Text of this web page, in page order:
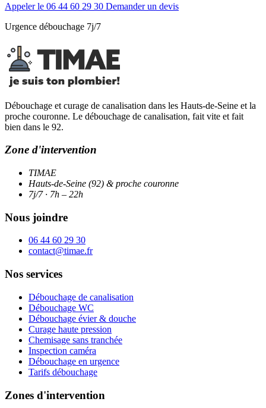
Appeler le 06 44 60 29 30 Demander un devis
Urgence débouchage 7j/7
Débouchage et curage de canalisation dans les Hauts-de-Seine et la
proche couronne. Le débouchage de canalisation, fait vite et fait
bien dans le 92.
Zone d'intervention
TIMAE
Hauts-de-Seine (92) & proche couronne
7j/7 · 7h – 22h
Nous joindre
06 44 60 29 30
contact@timae.fr
Nos services
Débouchage de canalisation
Débouchage WC
Débouchage évier & douche
Curage haute pression
Chemisage sans tranchée
Inspection caméra
Débouchage en urgence
Tarifs débouchage
Zones d'intervention